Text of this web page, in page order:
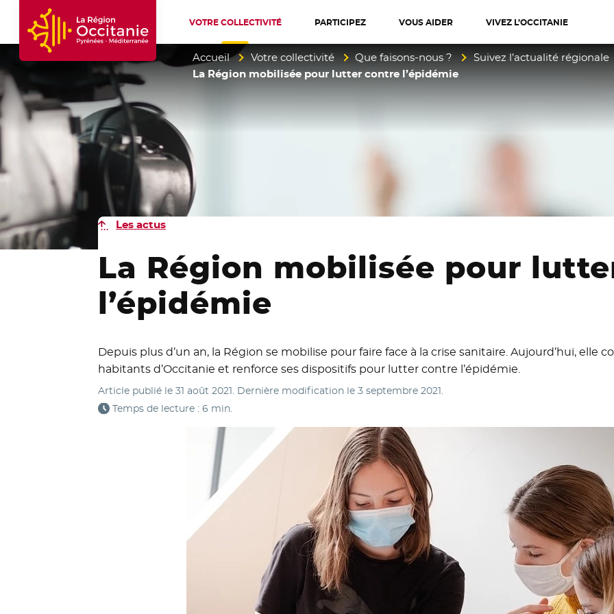
Accueil Région Occitanie / Pyrénées-Méditerranée
VOTRE COLLECTIVITÉ PARTICIPEZ VOUS AIDER VIVEZ L’OCCITANIE
Accueil Votre collectivité Que faisons-nous ? Suivez l’actualité régionale
La Région mobilisée pour lutter contre l’épidémie
Les actus
La Région mobilisée pour
l’épidémie
Depuis plus d’un an, la Région se mobilise pour faire face à la crise sanitaire. Aujourd’hui, elle
habitants d’Occitanie et renforce ses dispositifs pour lutter contre l’épidémie.
Article publié le 31 août 2021. Dernière modification le 3 septembre 2021.
Temps de lecture : 6 min.